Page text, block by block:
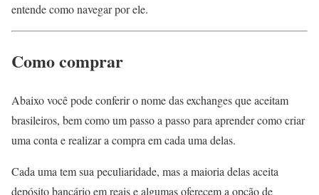
entende como navegar por ele.
Como comprar
Abaixo você pode conferir o nome das exchanges que aceitam
brasileiros, bem como um passo a passo para aprender como criar
uma conta e realizar a compra em cada uma delas.
Cada uma tem sua peculiaridade, mas a maioria delas aceita
depósito bancário em reais e algumas oferecem a opção de